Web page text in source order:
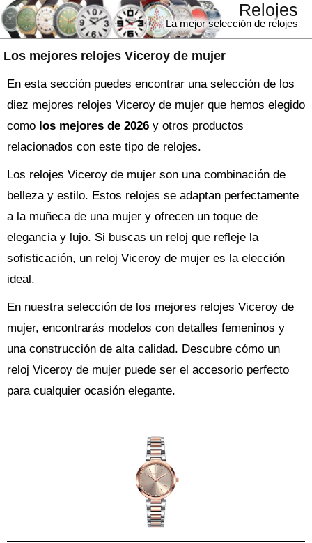
Los mejores relojes Viceroy de mujer
Relojes
La mejor selección de relojes
En esta sección puedes encontrar una selección de los
diez mejores relojes Viceroy de mujer que hemos elegido
como los mejores de 2026 y otros productos
relacionados con este tipo de relojes.
Los relojes Viceroy de mujer son una combinación de
belleza y estilo. Estos relojes se adaptan perfectamente
a la muñeca de una mujer y ofrecen un toque de
elegancia y lujo. Si buscas un reloj que refleje la
sofisticación, un reloj Viceroy de mujer es la elección
ideal.
En nuestra selección de los mejores relojes Viceroy de
mujer, encontrarás modelos con detalles femeninos y
una construcción de alta calidad. Descubre cómo un
reloj Viceroy de mujer puede ser el accesorio perfecto
para cualquier ocasión elegante.